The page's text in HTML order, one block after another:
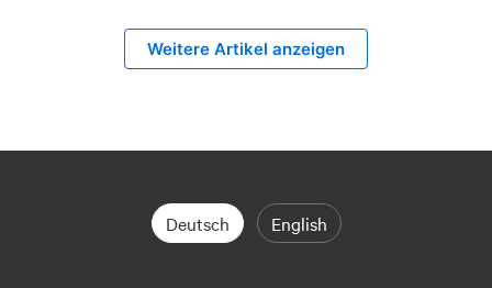
Weitere Artikel anzeigen
Deutsch English